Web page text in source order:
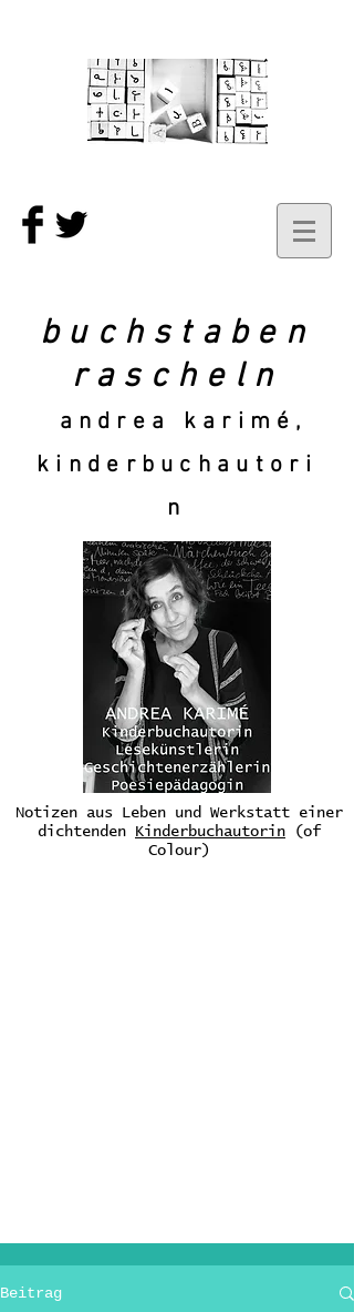
buchstaben
rascheln
andrea karimé,
kinderbuchautori
n
Notizen aus Leben und Werkstatt einer
dichtenden
Kinderbuchautorin (of
Colour)
Beitrag